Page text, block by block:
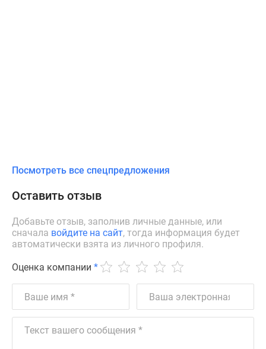
Посмотреть все спецпредложения
Оставить отзыв
Добавьте отзыв, заполнив личные данные, или
сначала войдите на сайт, тогда информация будет
автоматически взята из личного профиля.
Оценка компании *